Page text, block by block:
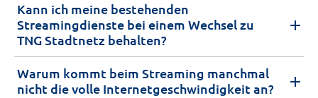
Kann ich meine bestehenden
Streamingdienste bei einem Wechsel zu
TNG Stadtnetz behalten?
Warum kommt beim Streaming manchmal
nicht die volle Internetgeschwindigkeit an?